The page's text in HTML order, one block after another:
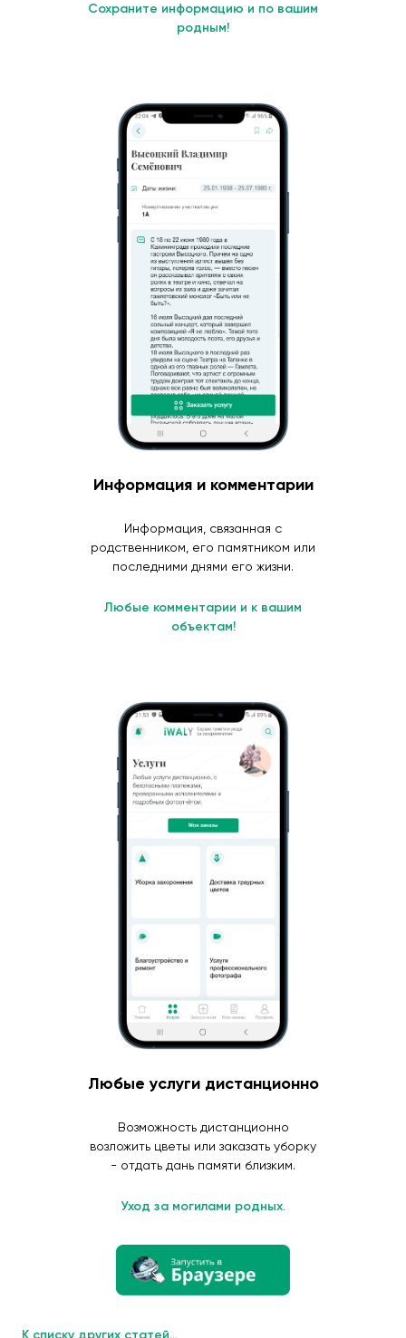
Сохраните информацию и по вашим
родным!
Информация и комментарии
Информация, связанная с
родственником, его памятником или
последними днями его жизни.
Любые комментарии и к вашим
объектам!
Любые услуги дистанционно
Возможность дистанционно
возложить цветы или заказать уборку
- отдать дань памяти близким.
Уход за могилами родных.
К списку других статей...